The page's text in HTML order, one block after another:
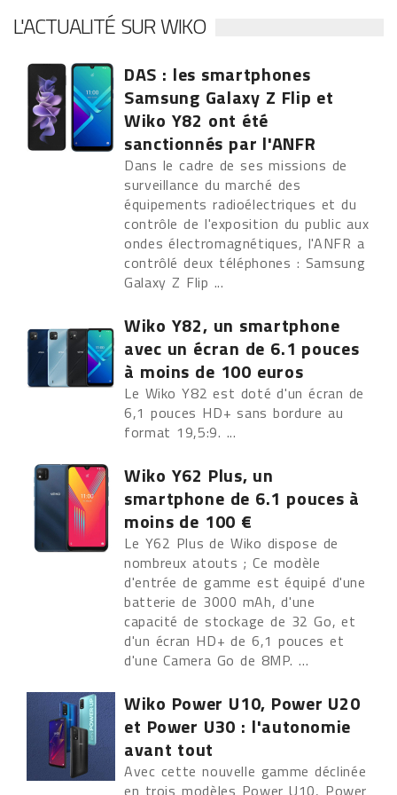
L'ACTUALITÉ SUR WIKO
DAS : les smartphones
Samsung Galaxy Z Flip et
Wiko Y82 ont été
sanctionnés par l'ANFR
Dans le cadre de ses missions de
surveillance du marché des
équipements radioélectriques et du
contrôle de l'exposition du public aux
ondes électromagnétiques, l'ANFR a
contrôlé deux téléphones : Samsung
Galaxy Z Flip ...
Wiko Y82, un smartphone
avec un écran de 6.1 pouces
à moins de 100 euros
Le Wiko Y82 est doté d'un écran de
6,1 pouces HD+ sans bordure au
format 19,5:9. ...
Wiko Y62 Plus, un
smartphone de 6.1 pouces à
moins de 100 €
Le Y62 Plus de Wiko dispose de
nombreux atouts ; Ce modèle
d'entrée de gamme est équipé d'une
batterie de 3000 mAh, d'une
capacité de stockage de 32 Go, et
d'un écran HD+ de 6,1 pouces et
d'une Camera Go de 8MP. ...
Wiko Power U10, Power U20
et Power U30 : l'autonomie
avant tout
Avec cette nouvelle gamme déclinée
en trois modèles Power U10, Power